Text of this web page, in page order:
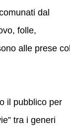
dal
folle,
alle prese
il pubblico per
tra i generi